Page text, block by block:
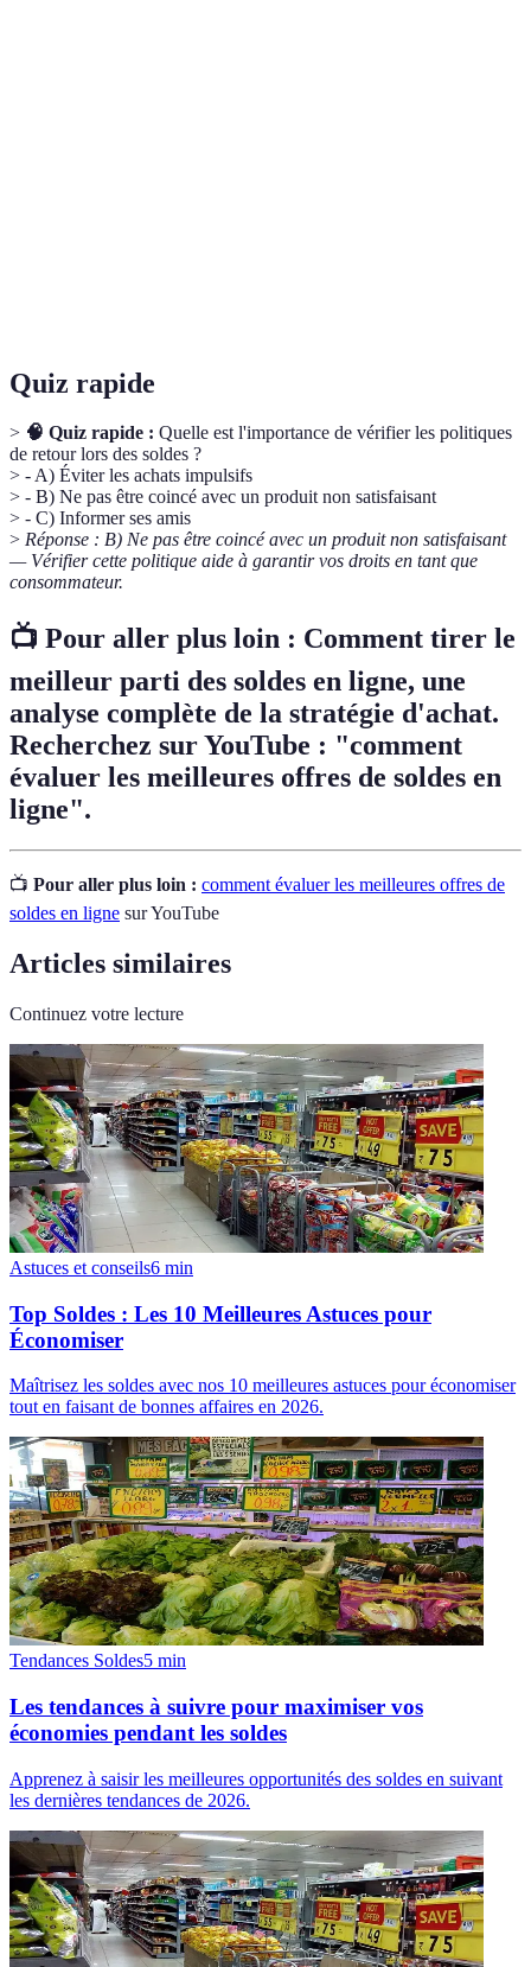
Quiz rapide
> 🧠 Quiz rapide : Quelle est l'importance de vérifier les politiques
de retour lors des soldes ?
> - A) Éviter les achats impulsifs
> - B) Ne pas être coincé avec un produit non satisfaisant
> - C) Informer ses amis
> Réponse : B) Ne pas être coincé avec un produit non satisfaisant
— Vérifier cette politique aide à garantir vos droits en tant que
consommateur.
📺 Pour aller plus loin : Comment tirer le
meilleur parti des soldes en ligne, une
analyse complète de la stratégie d'achat.
Recherchez sur YouTube : "comment
évaluer les meilleures offres de soldes en
ligne".
📺 Pour aller plus loin : comment évaluer les meilleures offres de
soldes en ligne sur YouTube
Articles similaires
Continuez votre lecture
Astuces et conseils6 min
Top Soldes : Les 10 Meilleures Astuces pour
Économiser
Maîtrisez les soldes avec nos 10 meilleures astuces pour économiser
tout en faisant de bonnes affaires en 2026.
Tendances Soldes5 min
Les tendances à suivre pour maximiser vos
économies pendant les soldes
Apprenez à saisir les meilleures opportunités des soldes en suivant
les dernières tendances de 2026.